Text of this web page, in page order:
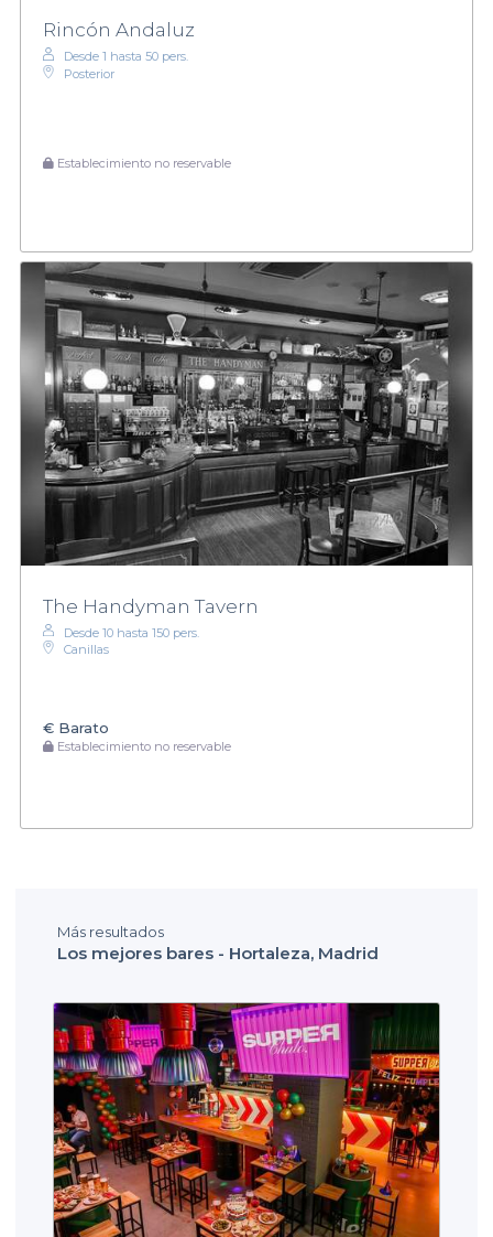
Rincón Andaluz
Desde 1 hasta 50 pers.
Posterior
Establecimiento no reservable
The Handyman Tavern
Desde 10 hasta 150 pers.
Canillas
€ Barato
Establecimiento no reservable
Más resultados
Los mejores bares - Hortaleza, Madrid